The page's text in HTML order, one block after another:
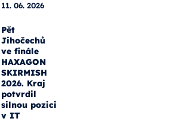
11. 06. 2026
Pět
Jihočechů
ve finále
HAXAGON
SKIRMISH
2026. Kraj
potvrdil
silnou pozici
v IT